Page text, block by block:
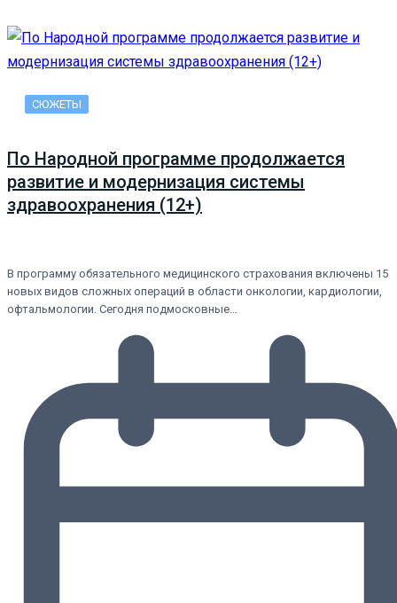
СЮЖЕТЫ
По Народной программе продолжается
развитие и модернизация системы
здравоохранения (12+)
В программу обязательного медицинского страхования включены 15
новых видов сложных операций в области онкологии, кардиологии,
офтальмологии. Сегодня подмосковные…